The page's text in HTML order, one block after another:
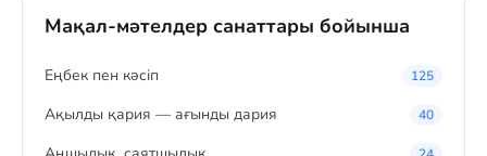
Мақал-мәтелдер санаттары бойынша
Eңбек пен кәсіп 125
Ақылды қария — ағынды дария 40